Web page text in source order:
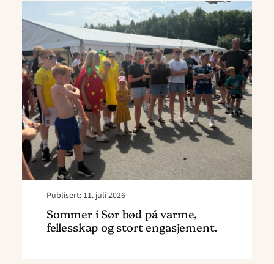
Publisert: 11. juli 2026
Sommer i Sør bød på varme,
fellesskap og stort engasjement.
Read
article
"Sommer
i
Sør
bød
på
varme,
fellesskap
stort
engasjement."